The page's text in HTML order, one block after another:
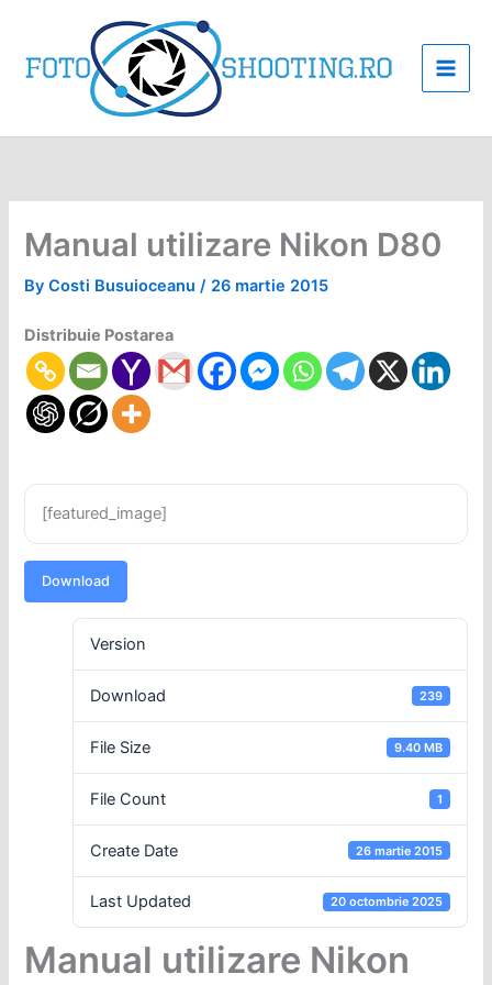
content
Manual utilizare Nikon D80
ByCosti Busuioceanu/ 26 martie 2015
Distribuie Postarea
[featured_image]
Download
Version
Download 239
File Size 9.40 MB
File Count 1
Create Date 26 martie 2015
Last Updated 20 octombrie 2025
Manual utilizare Nikon